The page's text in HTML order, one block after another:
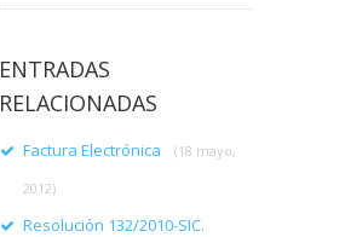
ENTRADAS
RELACIONADAS
Factura Electrónica (18 mayo,
2012)
Resolución 132/2010-SIC.